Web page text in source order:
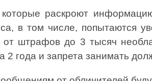
раскроют
в том числе, попытаются
штрафов до 3 тысяч
2 года и запрета занимать